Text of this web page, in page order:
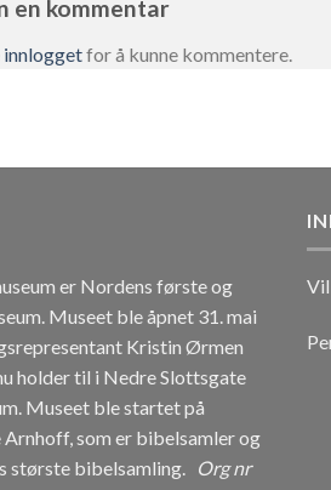
en kommentar
innloggetfor å kunne kommentere.
er Nordens første og
Museet ble åpnet 31. mai
Kristin Ørmen
holder til i Nedre Slottsgate
Museet ble startet på
Arnhoff, som er bibelsamler og
største bibelsamling. Org nr